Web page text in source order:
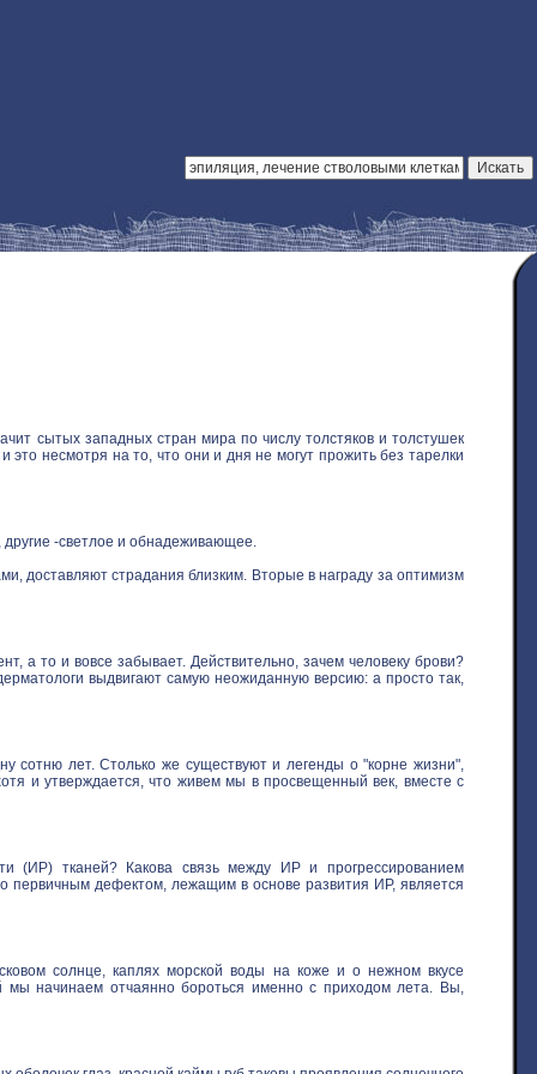
сытых западных стран мира по числу толстяков и толстушек
это несмотря на то, что они и дня не могут прожить без тарелки
другие -светлое и обнадеживающее.
доставляют страдания близким. Вторые в награду за оптимизм
а то и вовсе забывает. Действительно, зачем человеку брови?
выдвигают самую неожиданную версию: а просто так,
сотню лет. Столько же существуют и легенды о "корне жизни",
и утверждается, что живем мы в просвещенный век, вместе с
(ИР) тканей? Какова связь между ИР и прогрессированием
первичным дефектом, лежащим в основе развития ИР, является
солнце, каплях морской воды на коже и о нежном вкусе
мы начинаем отчаянно бороться именно с приходом лета. Вы,